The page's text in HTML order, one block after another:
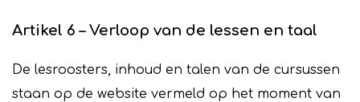
Artikel 6 – Verloop van de lessen en taal
De lesroosters, inhoud en talen van de cursussen
staan op de website vermeld op het moment van